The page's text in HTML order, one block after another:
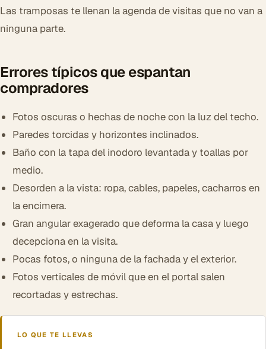
Las tramposas te llenan la agenda de visitas que no van a
ninguna parte.
Errores típicos que espantan
compradores
Fotos oscuras o hechas de noche con la luz del techo.
Paredes torcidas y horizontes inclinados.
Baño con la tapa del inodoro levantada y toallas por
medio.
Desorden a la vista: ropa, cables, papeles, cacharros en
la encimera.
Gran angular exagerado que deforma la casa y luego
decepciona en la visita.
Pocas fotos, o ninguna de la fachada y el exterior.
Fotos verticales de móvil que en el portal salen
recortadas y estrechas.
LO QUE TE LLEVAS